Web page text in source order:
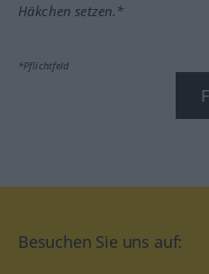
Häkchen setzen.*
*Pflichtfeld
Besuchen Sie uns auf: